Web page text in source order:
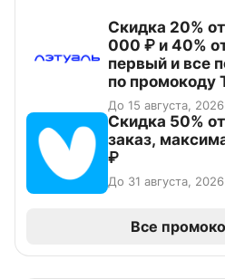
Скидка 20%
000 ₽ и 40%
первый и все
по промокоду
До 15 августа, 2026
Скидка 50%
заказ,
₽
До 31 августа, 2026
Все